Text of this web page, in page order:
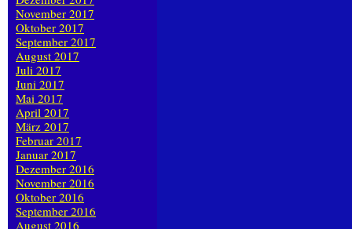
November 2017
Oktober 2017
September 2017
August 2017
Juli 2017
Juni 2017
Mai 2017
April 2017
März 2017
Februar 2017
Januar 2017
Dezember 2016
November 2016
Oktober 2016
September 2016
August 2016